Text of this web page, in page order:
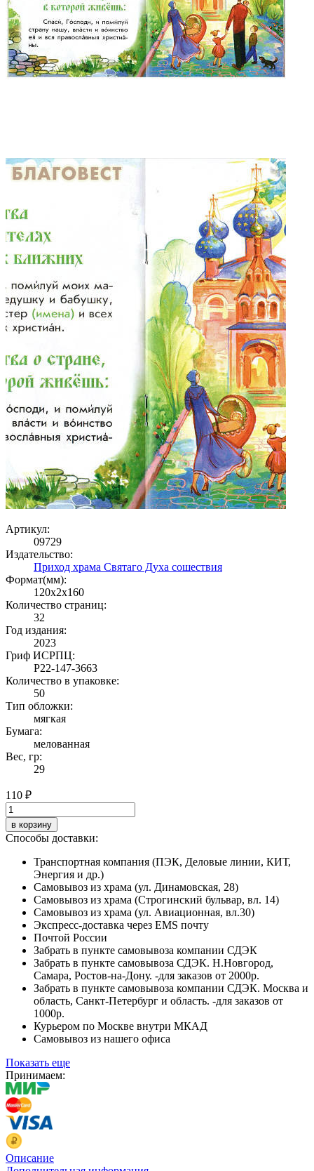
Артикул:
09729
Издательство:
Приход храма Святаго Духа сошествия
Формат(мм):
120x2x160
Количество страниц:
32
Год издания:
2023
Гриф ИСРПЦ:
Р22-147-3663
Количество в упаковке:
50
Тип обложки:
мягкая
Бумага:
мелованная
Вес, гр:
29
110 ₽
в корзину
Способы доставки:
Транспортная компания (ПЭК, Деловые линии, КИТ,
Энергия и др.)
Самовывоз из храма (ул. Динамовская, 28)
Самовывоз из храма (Строгинский бульвар, вл. 14)
Самовывоз из храма (ул. Авиационная, вл.30)
Экспресс-доставка через EMS почту
Почтой России
Забрать в пункте самовывоза компании СДЭК
Забрать в пункте самовывоза СДЭК. Н.Новгород,
Самара, Ростов-на-Дону. -для заказов от 2000р.
Забрать в пункте самовывоза компании СДЭК. Москва и
область, Санкт-Петербург и область. -для заказов от
1000р.
Курьером по Москве внутри МКАД
Самовывоз из нашего офиса
Показать еще
Принимаем:
Описание